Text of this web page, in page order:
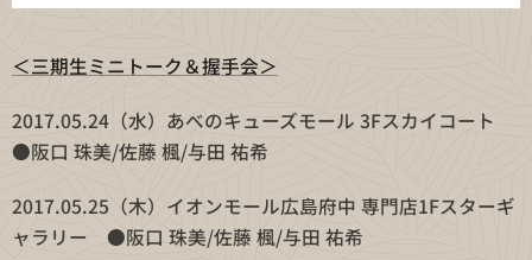
＜三期生ミニトーク＆握手会＞
2017.05.24（水）あべのキューズモール 3Fスカイコート
●阪口 珠美/佐藤 楓/与田 祐希
2017.05.25（木）イオンモール広島府中 専門店1Fスターギ
ャラリー ●阪口 珠美/佐藤 楓/与田 祐希